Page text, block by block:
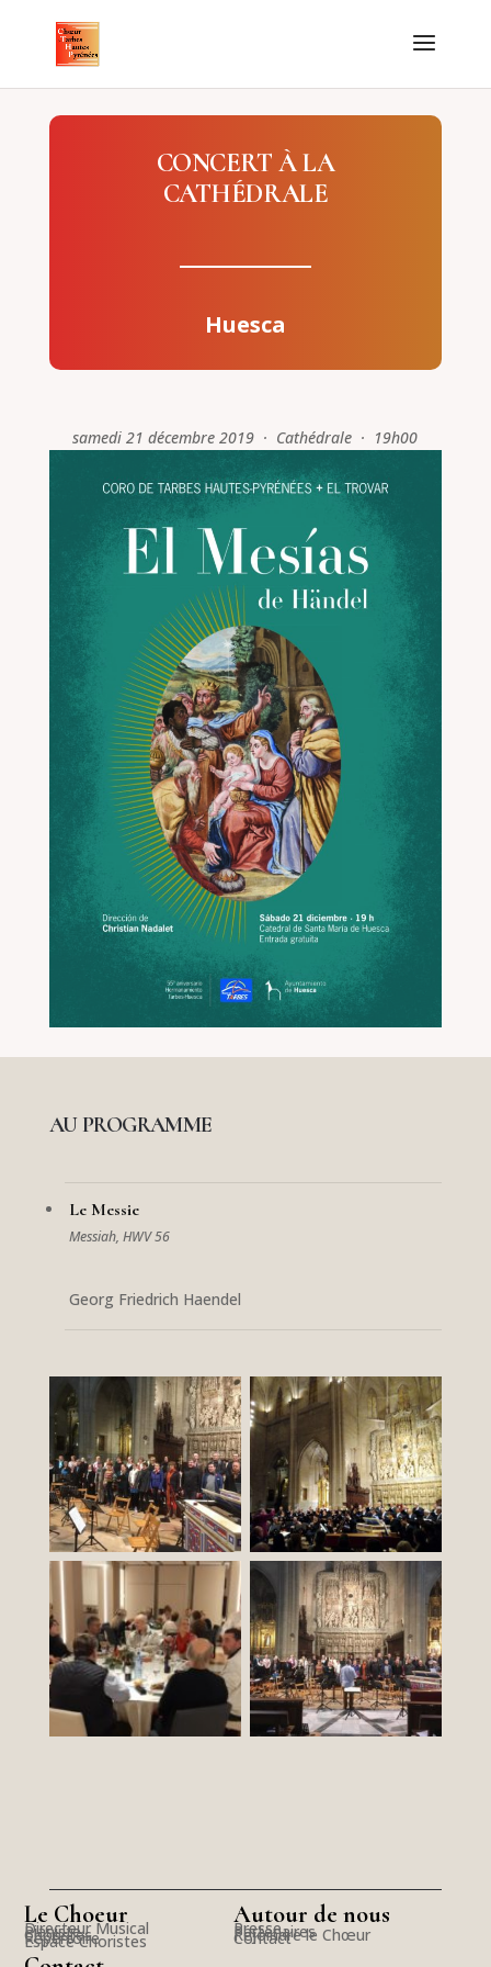
CONCERT À LA
CATHÉDRALE
Huesca
samedi 21 décembre 2019 · Cathédrale · 19h00
AU PROGRAMME
Le Messie
Messiah, HWV 56
Georg Friedrich Haendel
Le Choeur
Directeur Musical
Pianiste
Choristes
Répertoire
Espace Choristes
Autour de nous
Presse
Partenaires
Rejoindre le Chœur
Contact